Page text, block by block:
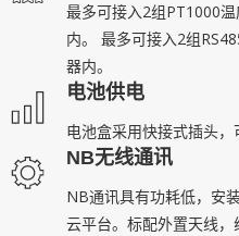
最多可接入2组PT1000
内。 最多可接入2组
器内。
电池供电
电池盒采用快接式插头，
NB无线通讯
NB通讯具有功耗低，安
云平台。标配外置天线，